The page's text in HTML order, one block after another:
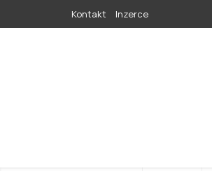
Kontakt Inzerce